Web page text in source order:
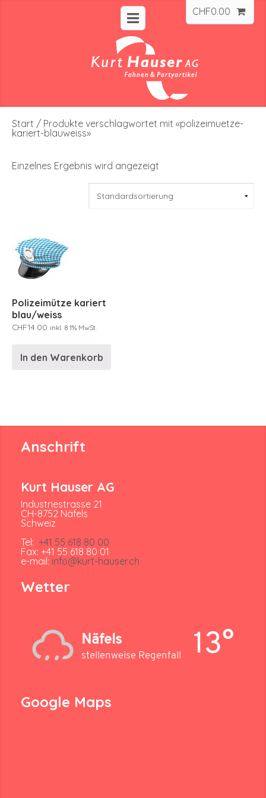
CHF0.00
Start / Produkte verschlagwortet mit «polizeimuetze-
kariert-blauweiss»
Einzelnes Ergebnis wird angezeigt
Polizeimütze kariert
blau/weiss
CHF14.00 inkl. 8.1% MwSt.
In den Warenkorb
Anschrift
Kurt Hauser AG
Industriestrasse 21
CH-8752 Näfels
Schweiz
Tel: +41 55 618 80 00
Fax: +41 55 618 80 01
e-mail: info@kurt-hauser.ch
Wetter
Näfels
stellenweise Regenfall 13°
Google Maps